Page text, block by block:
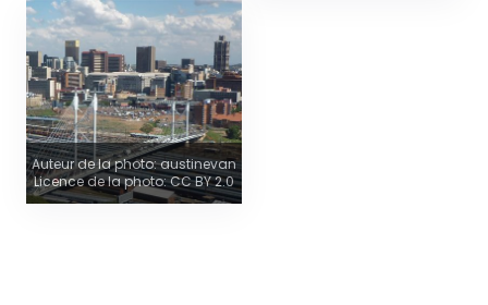
Auteur de la photo: austinevan
Licence de la photo: CC BY 2.0